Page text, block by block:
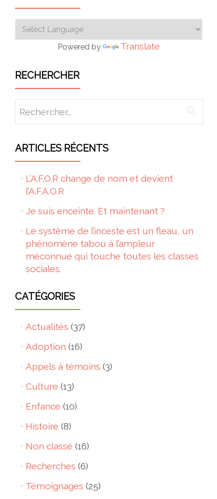
Powered by Translate
RECHERCHER
ARTICLES RÉCENTS
L’A.F.O.R change de nom et devient
l’A.F.A.O.R
Je suis enceinte. Et maintenant ?
Le système de l’inceste est un fleau, un
phénomène tabou à l’ampleur
méconnue qui touche toutes les classes
sociales.
CATÉGORIES
Actualités (37)
Adoption (16)
Appels à témoins (3)
Culture (13)
Enfance (10)
Histoire (8)
Non classé (16)
Recherches (6)
Témoignages (25)